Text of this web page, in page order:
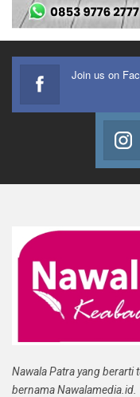
Join us on
Nawala Patra yang berarti
bernama Nawalamedia.id.